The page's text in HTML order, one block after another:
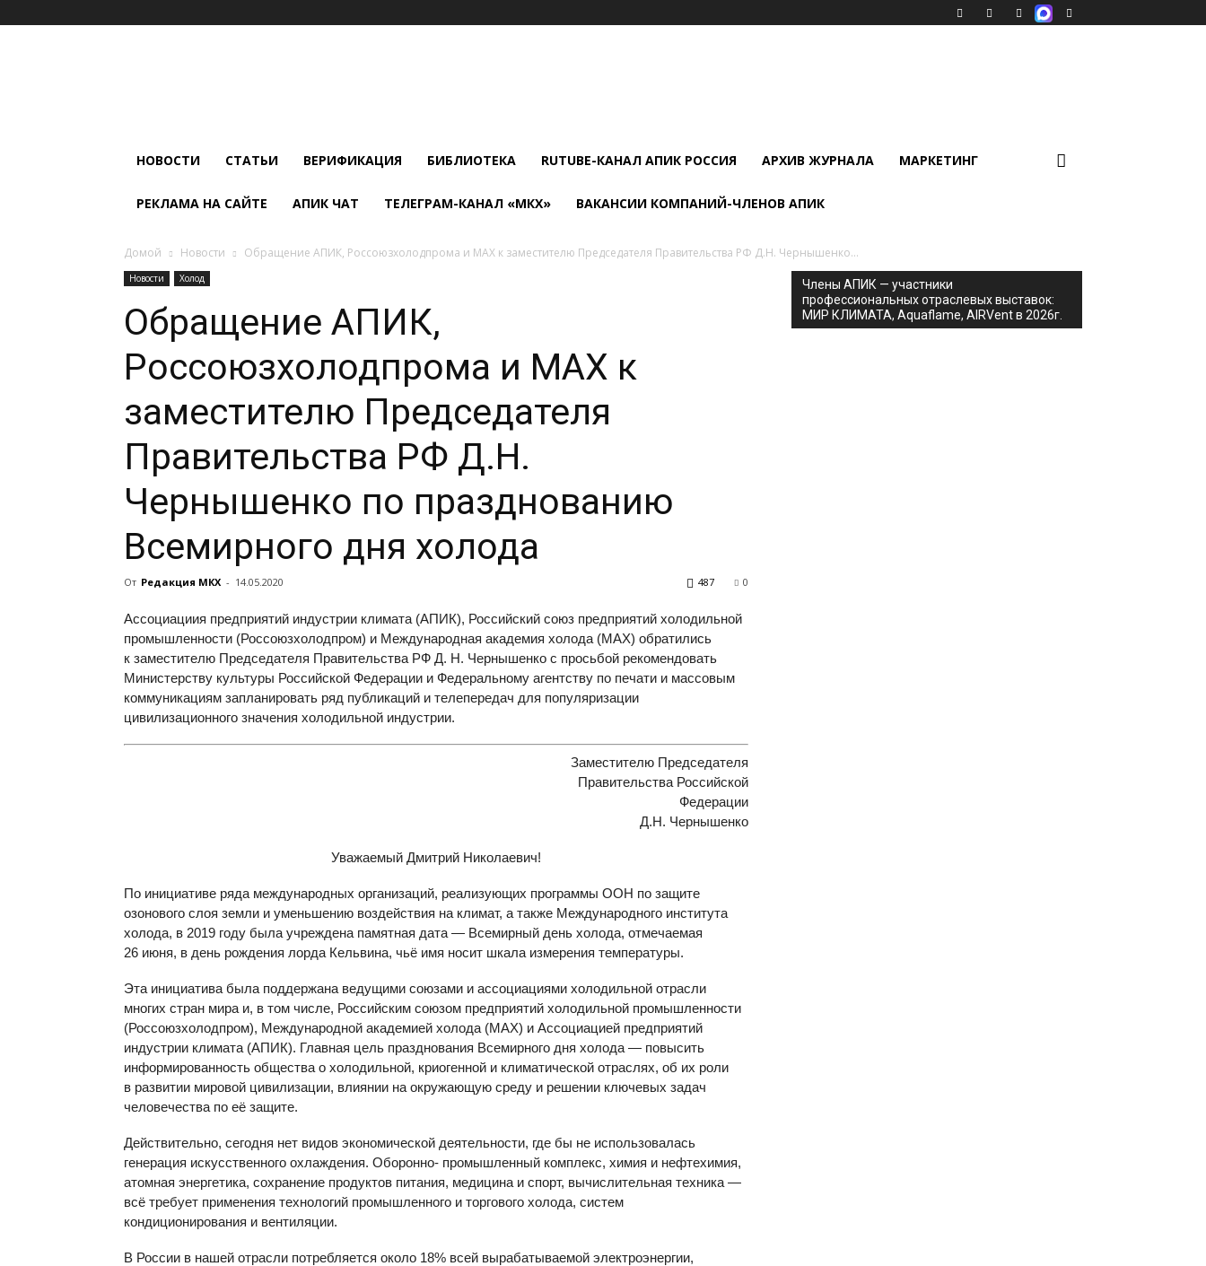
НОВОСТИ СТАТЬИ ВЕРИФИКАЦИЯ БИБЛИОТЕКА RUTUBE-КАНАЛ АПИК РОССИЯ АРХИВ ЖУРНАЛА МАРКЕТИНГ
РЕКЛАМА НА САЙТЕ АПИК ЧАТ ТЕЛЕГРАМ-КАНАЛ «МКХ» ВАКАНСИИ КОМПАНИЙ-ЧЛЕНОВ АПИК
Домой Новости Обращение АПИК, Россоюзхолодпрома и МАХ к заместителю Председателя Правительства РФ Д.Н. Чернышенко...
Новости Холод
Обращение АПИК,
Россоюзхолодпрома и МАХ к
заместителю Председателя
Правительства РФ Д.Н.
Чернышенко по празднованию
Всемирного дня холода
От Редакция МКХ - 14.05.2020 0
487
Ассоциациия предприятий индустрии климата (АПИК), Российский союз предприятий холодильной
промышленности (Россоюзхолодпром) и Международная академия холода (МАХ) обратились
к заместителю Председателя Правительства РФ Д. Н. Чернышенко с просьбой рекомендовать
Министерству культуры Российской Федерации и Федеральному агентству по печати и массовым
коммуникациям запланировать ряд публикаций и телепередач для популяризации
цивилизационного значения холодильной индустрии.
Заместителю Председателя
Правительства Российской
Федерации
Д.Н. Чернышенко
Уважаемый Дмитрий Николаевич!
По инициативе ряда международных организаций, реализующих программы ООН по защите
озонового слоя земли и уменьшению воздействия на климат, а также Международного института
холода, в 2019 году была учреждена памятная дата — Всемирный день холода, отмечаемая
26 июня, в день рождения лорда Кельвина, чьё имя носит шкала измерения температуры.
Эта инициатива была поддержана ведущими союзами и ассоциациями холодильной отрасли
многих стран мира и, в том числе, Российским союзом предприятий холодильной промышленности
(Россоюзхолодпром), Международной академией холода (МАХ) и Ассоциацией предприятий
индустрии климата (АПИК). Главная цель празднования Всемирного дня холода — повысить
информированность общества о холодильной, криогенной и климатической отраслях, об их роли
в развитии мировой цивилизации, влиянии на окружающую среду и решении ключевых задач
человечества по её защите.
Действительно, сегодня нет видов экономической деятельности, где бы не использовалась
генерация искусственного охлаждения. Оборонно- промышленный комплекс, химия и нефтехимия,
атомная энергетика, сохранение продуктов питания, медицина и спорт, вычислительная техника —
всё требует применения технологий промышленного и торгового холода, систем
кондиционирования и вентиляции.
В России в нашей отрасли потребляется около 18% всей вырабатываемой электроэнергии,
Члены АПИК — участники
профессиональных отраслевых выставок:
МИР КЛИМАТА, Aquaflame, AIRVent в 2026г.